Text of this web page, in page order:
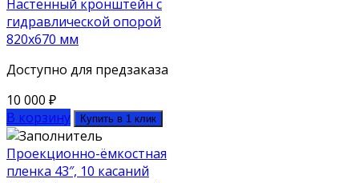
Настенный кронштейн с
гидравлической опорой
820х670 мм
Доступно для предзаказа
10 000 ₽
В корзину
Купить в 1 клик
Проекционно-ёмкостная
пленка 43″, 10 касаний